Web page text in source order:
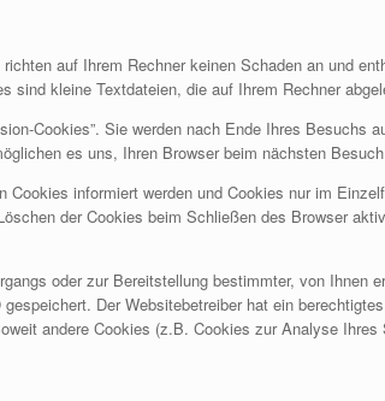
auf Ihrem Rechner keinen Schaden an und
kleine Textdateien, die auf Ihrem Rechner
Cookies”. Sie werden nach Ende Ihres Besuchs
es uns, Ihren Browser beim nächsten
informiert werden und Cookies nur im
der Cookies beim Schließen des Browser
oder zur Bereitstellung bestimmter, von Ihnen
Der Websitebetreiber hat ein
andere Cookies (z.B. Cookies zur Analyse